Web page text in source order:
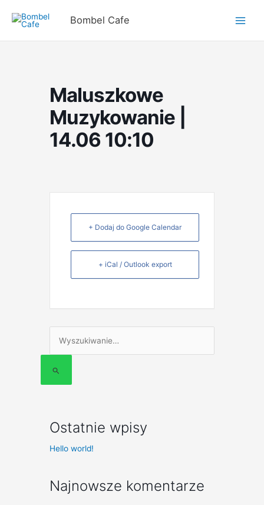
Bombel Cafe
Maluszkowe
Muzykowanie |
14.06 10:10
+ Dodaj do Google Calendar
+ iCal / Outlook export
Szukaj
dla:
Ostatnie wpisy
Hello world!
Najnowsze komentarze